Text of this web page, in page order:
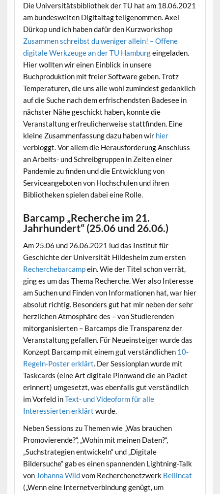
Die Universitätsbibliothek der TU hat am 18.06.2021
am bundesweiten Digitaltag teilgenommen. Axel
Dürkop und ich haben dafür den Kurzworkshop
Zusammen schreibst du weniger allein! – Offene
digitale Werkzeuge an der TU Hamburgeingeladen.
Hier wollten wir einen Einblick in unsere
Buchproduktion mit freier Software geben. Trotz
Temperaturen, die uns alle wohl zumindest gedanklich
auf die Suche nach dem erfrischendsten Badesee in
nächster Nähe geschickt haben, konnte die
Veranstaltung erfreulicherweise stattfinden. Eine
kleine Zusammenfassung dazu haben wir hier
verbloggt. Vor allem die Herausforderung Anschluss
an Arbeits- und Schreibgruppen in Zeiten einer
Pandemie zu finden und die Entwicklung von
Serviceangeboten von Hochschulen und ihren
Bibliotheken spielen dabei eine Rolle.
Barcamp „Recherche im 21.
Jahrhundert“ (25.06 und 26.06.)
Am 25.06 und 26.06.2021 lud das Institut für
Geschichte der Universität Hildesheim zum ersten
Recherchebarcampein. Wie der Titel schon verrät,
ging es um das Thema Recherche. Wer also Interesse
am Suchen und Finden von Informationen hat, war hier
absolut richtig. Besonders gut hat mir neben der sehr
herzlichen Atmosphäre des – von Studierenden
mitorganisierten – Barcamps die Transparenz der
Veranstaltung gefallen. Für Neueinsteiger wurde das
Konzept Barcamp mit einem gut verständlichen 10-
Regeln-Poster erklärt. Der Sessionplan wurde mit
Taskcards (eine Art digitale Pinnwand die an Padlet
erinnert) umgesetzt, was ebenfalls gut verständlich
im Vorfeld inText- und Videoform für alle
Interessierten erklärt wurde.
Neben Sessions zu Themen wie „Was brauchen
Promovierende?“, „Wohin mit meinen Daten?“,
„Suchstrategien entwickeln“ und „Digitale
Bildersuche“ gab es einen spannenden Lightning-Talk
von Johanna Wildvom Recherchenetzwerk Bellincat
(„Wenn eine Internetverbindung genügt, um